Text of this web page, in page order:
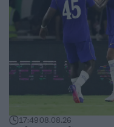
17:4908.08.26